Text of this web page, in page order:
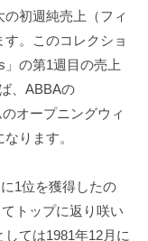
初週純売上（フィ
。このコレクショ
の第1週目の売上
、ABBAの
オープニングウィ
ります。
1位を獲得したの
トップに返り咲い
ては1981年12月に